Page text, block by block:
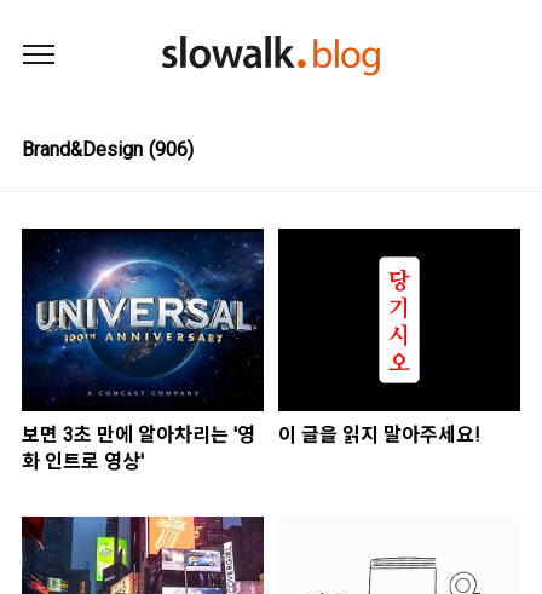
Brand&Design (906)
보면 3초 만에 알아차리는 '영
화 인트로 영상'
이 글을 읽지 말아주세요!